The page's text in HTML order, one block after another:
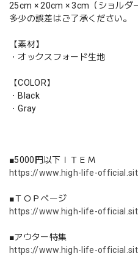
25cm × 20cm × 3cm（ショルダ
多少の誤差はご了承ください。
【素材】
・オックスフォード生地
【COLOR】
・Black
・Gray
■5000円以下ＩＴＥＭ
https://www.high-life-
■ＴＯＰページ
https://www.high-life-
■アウター特集
https://www.high-life-